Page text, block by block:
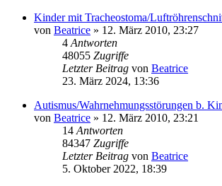
Kinder mit Tracheostoma/
von Beatrice » 12. März 2010, 23:27
4 Antworten
48055 Zugriffe
Letzter Beitrag von Beatrice
23. März 2024, 13:36
Autismus/Wahrnehmungsstörungen b.
von Beatrice » 12. März 2010, 23:21
14 Antworten
84347 Zugriffe
Letzter Beitrag von Beatrice
5. Oktober 2022, 18:39